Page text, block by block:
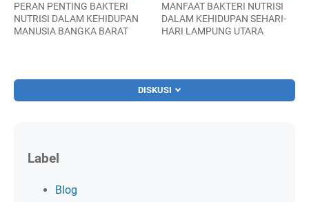
PERAN PENTING BAKTERI
NUTRISI DALAM KEHIDUPAN
MANUSIA BANGKA BARAT
MANFAAT BAKTERI NUTRISI
DALAM KEHIDUPAN SEHARI-
HARI LAMPUNG UTARA
DISKUSI
Label
Blog